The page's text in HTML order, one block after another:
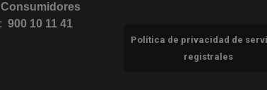
900 10 11 41
Política de privacidad de
registrales